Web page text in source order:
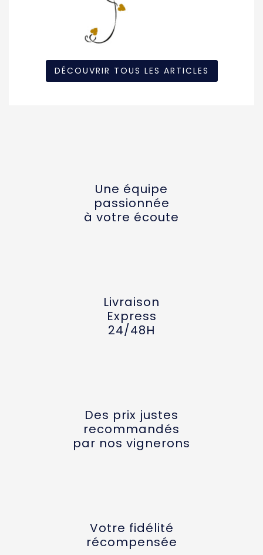
DÉCOUVRIR TOUS LES ARTICLES
Une équipe
passionnée
à votre écoute
Livraison
Express
24/48H
Des prix justes
recommandés
par nos vignerons
Votre fidélité
récompensée